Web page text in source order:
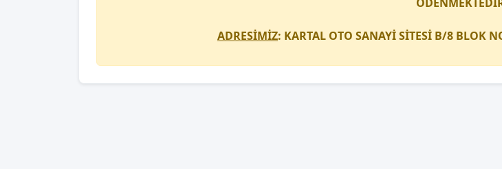
ADRESİMİZ: KARTAL OTO SANAYİ SİTESİ B/8 BLOK